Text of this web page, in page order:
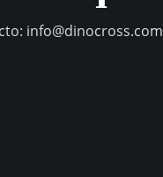
info@dinocross.com